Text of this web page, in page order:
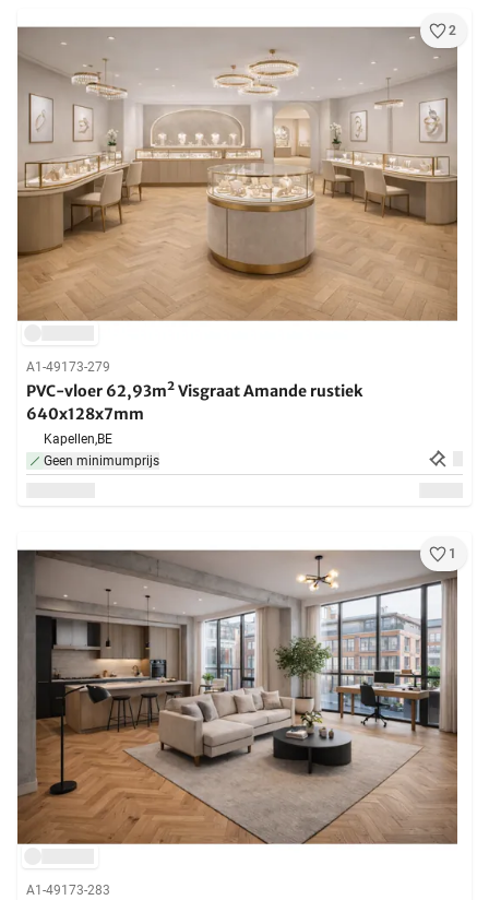
2
A1-49173-279
PVC-vloer 62,93m² Visgraat Amande rustiek
640x128x7mm
Kapellen,BE
Geen minimumprijs
1
A1-49173-283